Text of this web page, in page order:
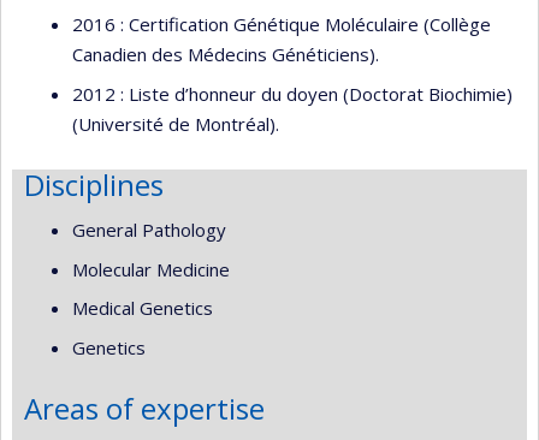
2016 : Certification Génétique Moléculaire (Collège
Canadien des Médecins Généticiens).
2012 : Liste d’honneur du doyen (Doctorat Biochimie)
(Université de Montréal).
Disciplines
General Pathology
Molecular Medicine
Medical Genetics
Genetics
Areas of expertise